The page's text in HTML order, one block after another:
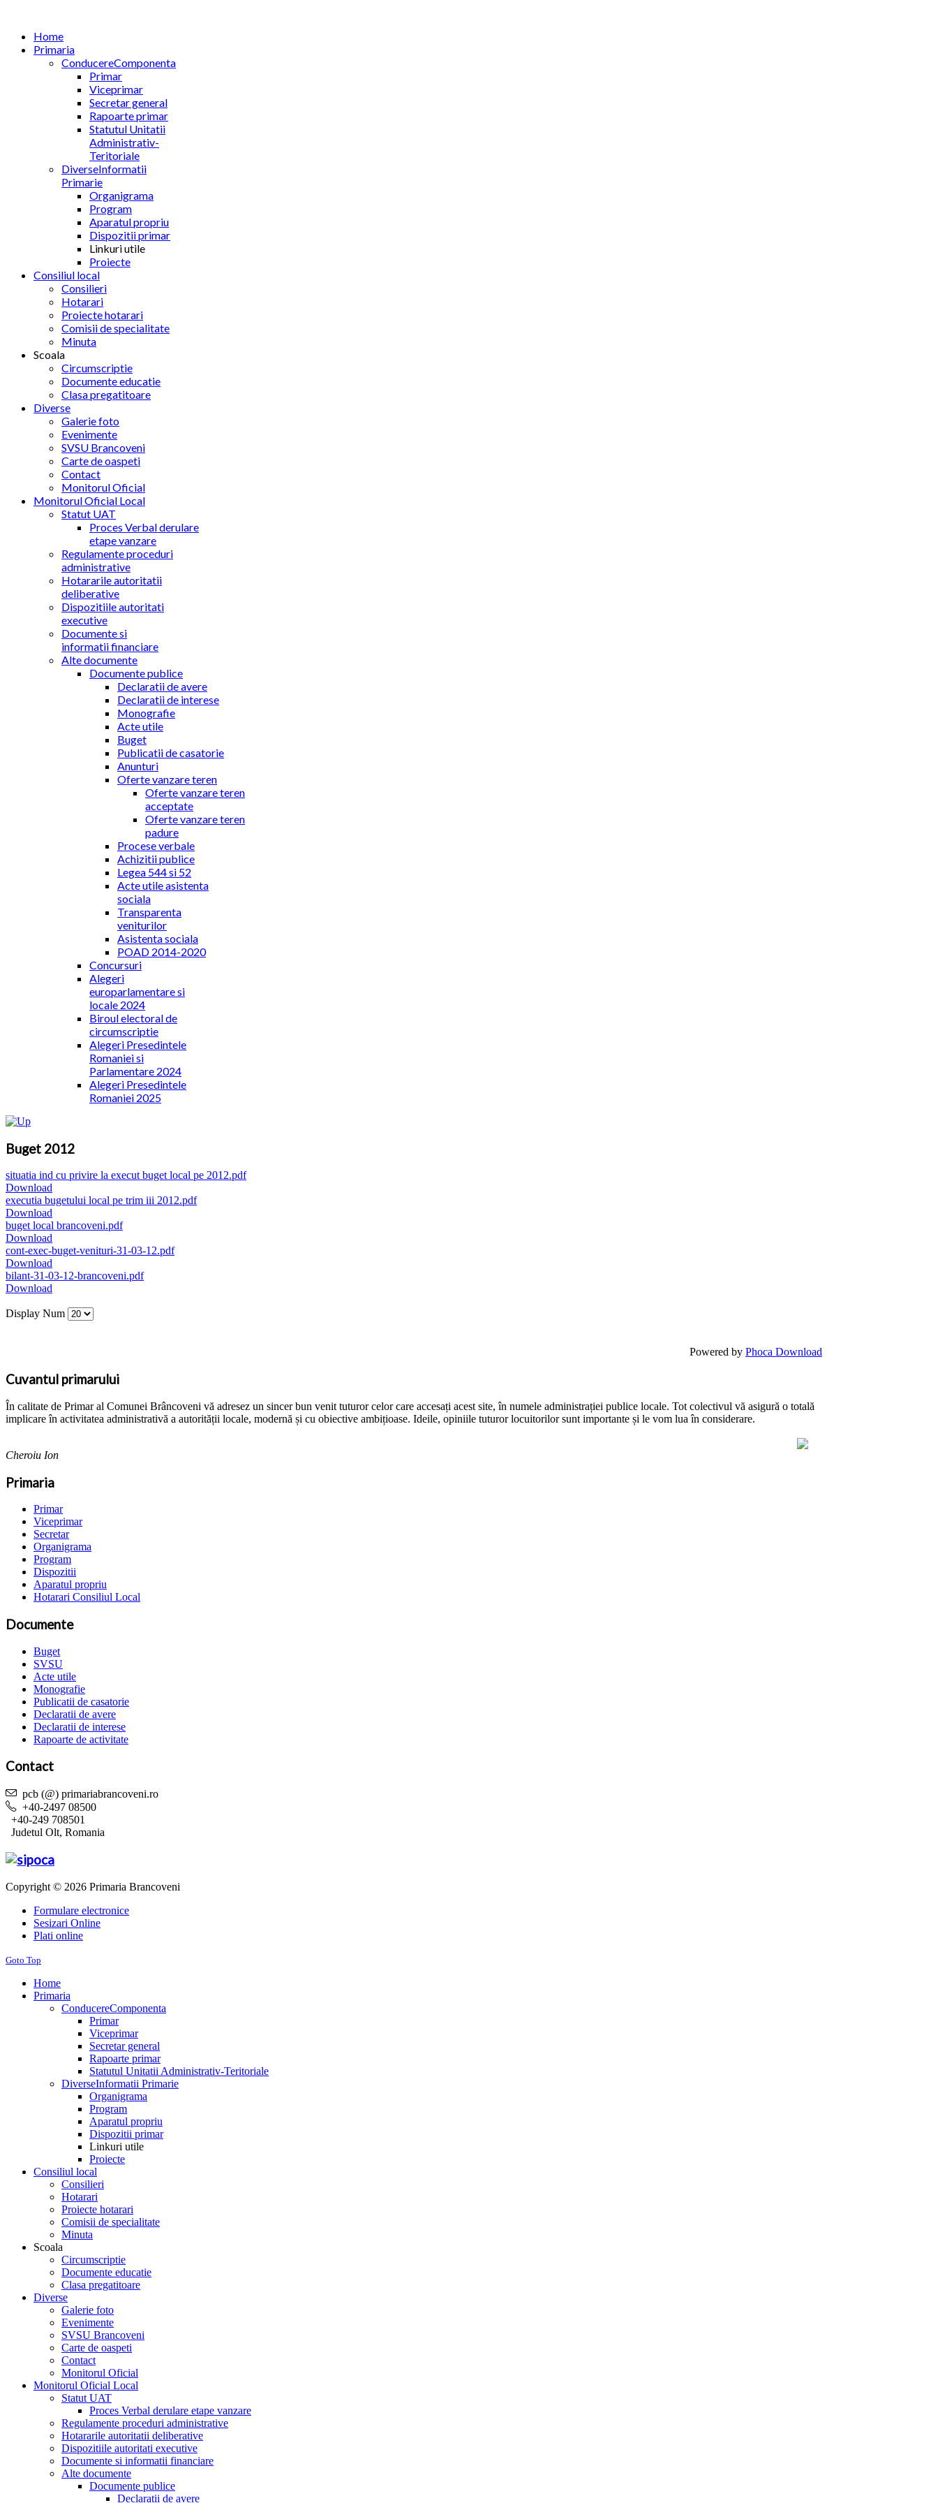
Home
Primaria
ConducereComponenta
Primar
Viceprimar
Secretar general
Rapoarte primar
Statutul Unitatii
Administrativ-
Teritoriale
DiverseInformatii
Primarie
Organigrama
Program
Aparatul propriu
Dispozitii primar
Linkuri utile
Proiecte
Consiliul local
Consilieri
Hotarari
Proiecte hotarari
Comisii de specialitate
Minuta
Scoala
Circumscriptie
Documente educatie
Clasa pregatitoare
Diverse
Galerie foto
Evenimente
SVSU Brancoveni
Carte de oaspeti
Contact
Monitorul Oficial
Monitorul Oficial Local
Statut UAT
Proces Verbal derulare
etape vanzare
Regulamente proceduri
administrative
Hotararile autoritatii
deliberative
Dispozitiile autoritati
executive
Documente si
informatii financiare
Alte documente
Documente publice
Declaratii de avere
Declaratii de interese
Monografie
Acte utile
Buget
Publicatii de casatorie
Anunturi
Oferte vanzare teren
Oferte vanzare teren
acceptate
Oferte vanzare teren
padure
Procese verbale
Achizitii publice
Legea 544 si 52
Acte utile asistenta
sociala
Transparenta
veniturilor
Asistenta sociala
POAD 2014-2020
Concursuri
Alegeri
europarlamentare si
locale 2024
Biroul electoral de
circumscriptie
Alegeri Presedintele
Romaniei si
Parlamentare 2024
Alegeri Presedintele
Romaniei 2025
Buget 2012
situatia ind cu privire la execut buget local pe 2012.pdf
Download
executia bugetului local pe trim iii 2012.pdf
Download
buget local brancoveni.pdf
Download
cont-exec-buget-venituri-31-03-12.pdf
Download
bilant-31-03-12-brancoveni.pdf
Download
Display Num
Powered by Phoca Download
Cuvantul primarului
În calitate de Primar al Comunei Brâncoveni vă adresez un sincer bun venit tuturor celor care accesați acest site, în numele administrației publice locale. Tot colectivul vă asigură o totală
implicare în activitatea administrativă a autorității locale, modernă și cu obiective ambițioase. Ideile, opiniile tuturor locuitorilor sunt importante și le vom lua în considerare.
Cheroiu Ion
Primaria
Primar
Viceprimar
Secretar
Organigrama
Program
Dispozitii
Aparatul propriu
Hotarari Consiliul Local
Documente
Buget
SVSU
Acte utile
Monografie
Publicatii de casatorie
Declaratii de avere
Declaratii de interese
Rapoarte de activitate
Contact
pcb (@) primariabrancoveni.ro
+40-2497 08500
+40-249 708501
Judetul Olt, Romania
Copyright © 2026 Primaria Brancoveni
Formulare electronice
Sesizari Online
Plati online
Goto Top
Home
Primaria
ConducereComponenta
Primar
Viceprimar
Secretar general
Rapoarte primar
Statutul Unitatii Administrativ-Teritoriale
DiverseInformatii Primarie
Organigrama
Program
Aparatul propriu
Dispozitii primar
Linkuri utile
Proiecte
Consiliul local
Consilieri
Hotarari
Proiecte hotarari
Comisii de specialitate
Minuta
Scoala
Circumscriptie
Documente educatie
Clasa pregatitoare
Diverse
Galerie foto
Evenimente
SVSU Brancoveni
Carte de oaspeti
Contact
Monitorul Oficial
Monitorul Oficial Local
Statut UAT
Proces Verbal derulare etape vanzare
Regulamente proceduri administrative
Hotararile autoritatii deliberative
Dispozitiile autoritati executive
Documente si informatii financiare
Alte documente
Documente publice
Declaratii de avere